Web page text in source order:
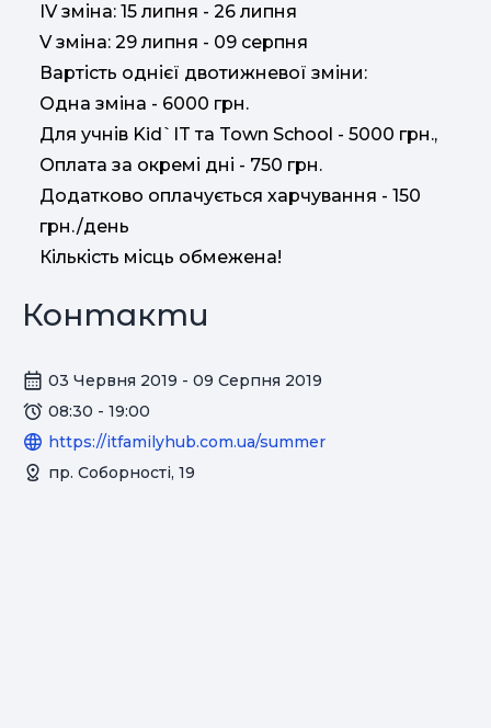
IV зміна: 15 липня - 26 липня
V зміна: 29 липня - 09 серпня
Вартість однієї двотижневої зміни:
Одна зміна - 6000 грн.
Для учнів Kid`IT та Town School - 5000 грн.,
Оплата за окремі дні - 750 грн.
Додатково оплачується харчування - 150
грн./день
Кількість місць обмежена!
Контакти
03 Червня 2019 - 09 Серпня 2019
08:30 - 19:00
https://itfamilyhub.com.ua/summer
пр. Соборності, 19